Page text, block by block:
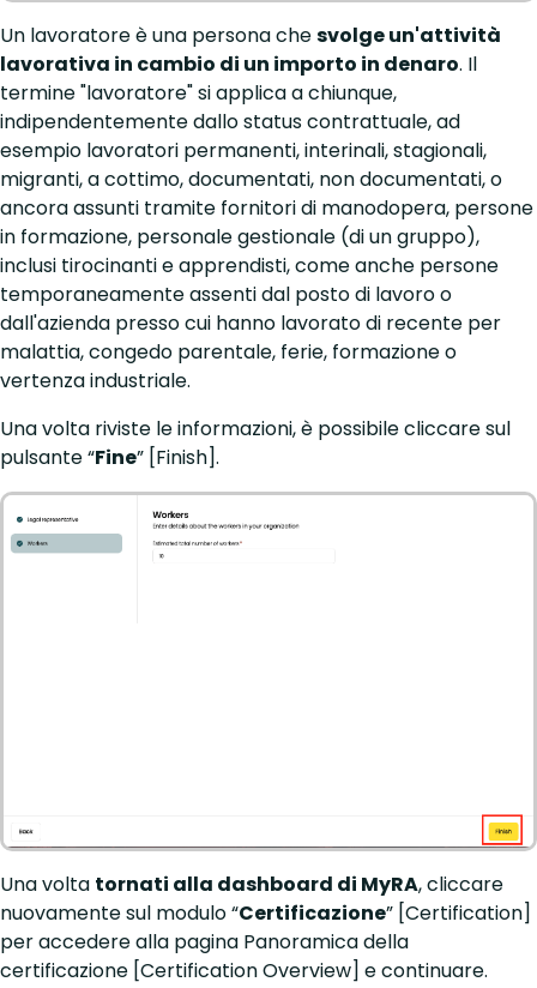
Un lavoratore è una persona chesvolge un'attività
lavorativa in cambio di un importo in denaro. Il
termine "lavoratore" si applica a chiunque,
indipendentemente dallo status contrattuale, ad
esempio lavoratori permanenti, interinali, stagionali,
migranti, a cottimo, documentati, non documentati, o
ancora assunti tramite fornitori di manodopera, persone
in formazione, personale gestionale (di un gruppo),
inclusi tirocinanti e apprendisti, come anche persone
temporaneamente assenti dal posto di lavoro o
dall'azienda presso cui hanno lavorato di recente per
malattia, congedo parentale, ferie, formazione o
vertenza industriale.
Una volta riviste le informazioni, è possibile cliccare sul
pulsante “Fine” [Finish].
Una volta tornati alla dashboard di MyRA, cliccare
nuovamente sul modulo “Certificazione” [Certification]
per accedere alla pagina Panoramica della
certificazione [Certification Overview] e continuare.